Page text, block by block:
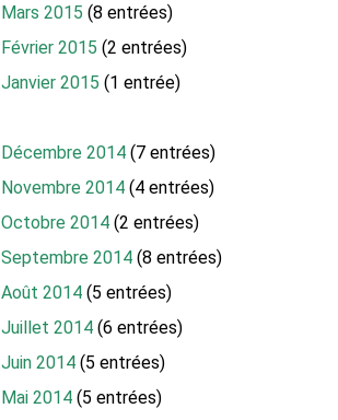
Mars 2015 (8 entrées)
Février 2015 (2 entrées)
Janvier 2015 (1 entrée)
Décembre 2014 (7 entrées)
Novembre 2014 (4 entrées)
Octobre 2014 (2 entrées)
Septembre 2014 (8 entrées)
Août 2014 (5 entrées)
Juillet 2014 (6 entrées)
Juin 2014 (5 entrées)
Mai 2014 (5 entrées)